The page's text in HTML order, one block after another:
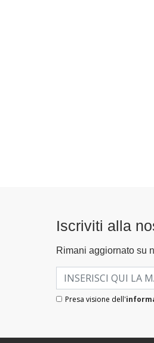
Iscriviti alla
Rimani aggiornato su
Presa visione dell'